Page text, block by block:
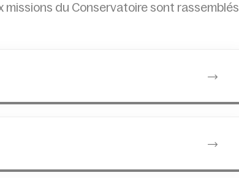
du Conservatoire sont rassemblés